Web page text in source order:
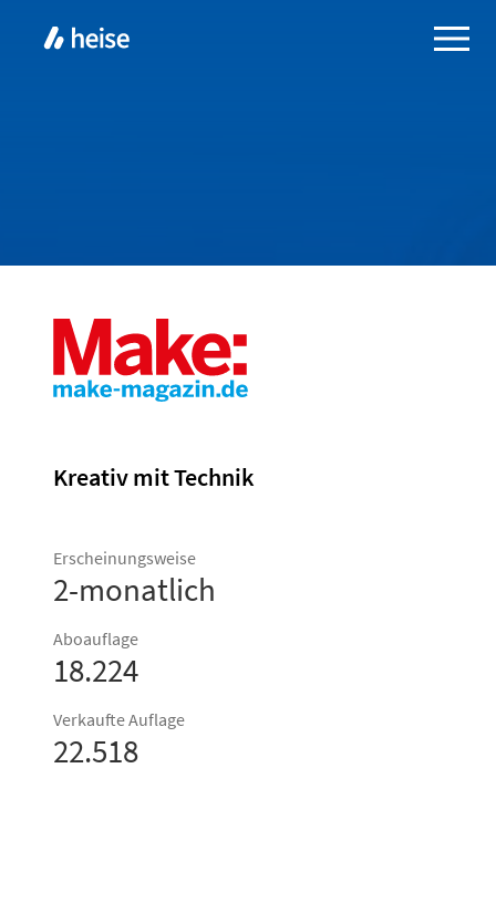
Kreativ mit Technik
Erscheinungsweise
2-monatlich
Aboauflage
18.224
Verkaufte Auflage
22.518